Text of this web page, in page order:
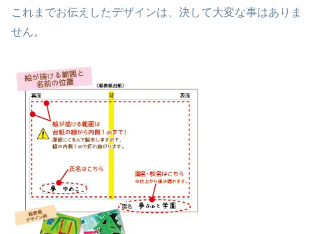
これまでお伝えしたデザインは、決して大変な事はありま
せん。